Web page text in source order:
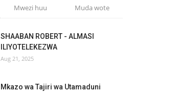
Mwezi huu Muda wote
SHAABAN ROBERT - ALMASI
ILIYOTELEKEZWA
Aug 21, 2025
Mkazo wa Tajiri wa Utamaduni